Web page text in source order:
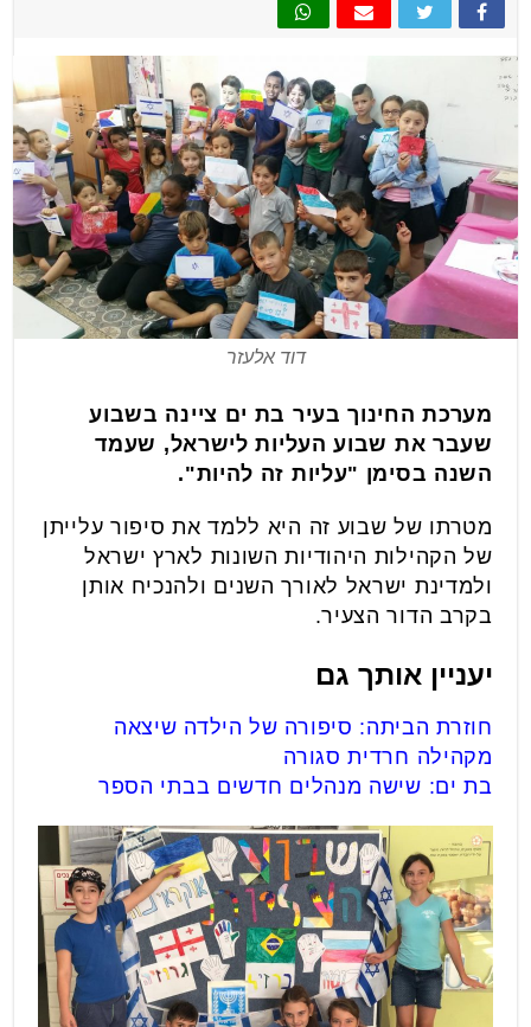
דוד אלעזר
מערכת החינוך בעיר בת ים ציינה בשבוע
שעבר את שבוע העליות לישראל, שעמד
השנה בסימן "עליות זה להיות".
מטרתו של שבוע זה היא ללמד את סיפור עלייתן
של הקהילות היהודיות השונות לארץ ישראל
ולמדינת ישראל לאורך השנים ולהנכיח אותן
בקרב הדור הצעיר.
יעניין אותך גם
חוזרת הביתה: סיפורה של הילדה שיצאה
מקהילה חרדית סגורה
בת ים: שישה מנהלים חדשים בבתי הספר